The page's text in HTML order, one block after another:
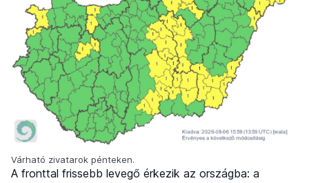
Várható zivatarok pénteken.
A fronttal frissebb levegő érkezik az országba: a